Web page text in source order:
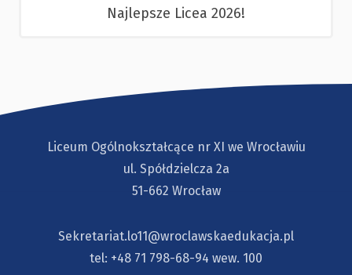
Najlepsze Licea 2026!
Liceum Ogólnokształcące nr XI we Wrocławiu
ul. Spółdzielcza 2a
51-662 Wrocław
Sekretariat.lo11@wroclawskaedukacja.pl
tel: +48 71 798-68-94 wew. 100